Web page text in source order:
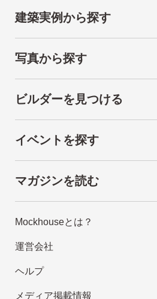
建築実例から探す
写真から探す
ビルダーを見つける
イベントを探す
マガジンを読む
Mockhouseとは？
運営会社
ヘルプ
メディア掲載情報